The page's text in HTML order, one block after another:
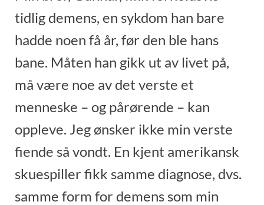
tidlig demens, en sykdom han bare
hadde noen få år, før den ble hans
bane. Måten han gikk ut av livet på,
må være noe av det verste et
menneske – og pårørende – kan
oppleve. Jeg ønsker ikke min verste
fiende så vondt. En kjent amerikansk
skuespiller fikk samme diagnose, dvs.
samme form for demens som min